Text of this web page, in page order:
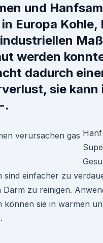
und
Europa Kohle,
werden
dadurch
sie kann
.
sind einfacher zu
Darm zu reinigen.
können sie in warmen